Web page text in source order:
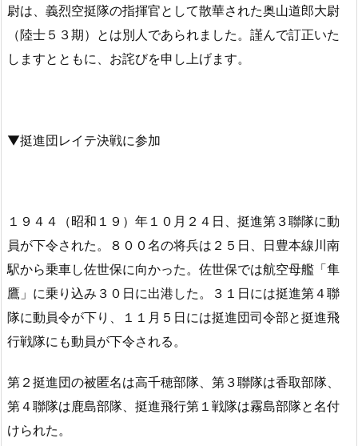
尉は、義烈空挺隊の指揮官として散華された奥山道郎大尉
（陸士５３期）とは別人であられました。謹んで訂正いた
しますとともに、お詫びを申し上げます。
▼挺進団レイテ決戦に参加
１９４４（昭和１９）年１０月２４日、挺進第３聯隊に動
員が下令された。８００名の将兵は２５日、日豊本線川南
駅から乗車し佐世保に向かった。佐世保では航空母艦「隼
鷹」に乗り込み３０日に出港した。３１日には挺進第４聯
隊に動員令が下り、１１月５日には挺進団司令部と挺進飛
行戦隊にも動員が下令される。
第２挺進団の被匿名は高千穂部隊、第３聯隊は香取部隊、
第４聯隊は鹿島部隊、挺進飛行第１戦隊は霧島部隊と名付
けられた。